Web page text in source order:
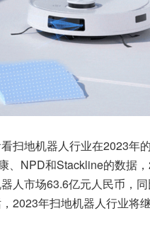
扫地机器人行业在2023年
、NPD和Stackline的数据，
人市场63.6亿元人民币，
2023年扫地机器人行业将